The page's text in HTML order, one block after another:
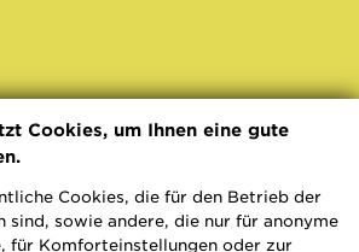
Cookies, um Ihnen eine gute
Cookies, die für den Betrieb der
sowie andere, die nur für anonyme
für Komforteinstellungen oder zur